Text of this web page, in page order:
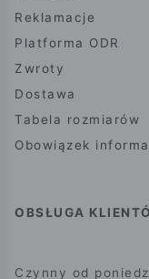
Reklamacje
Platforma ODR
Zwroty
Dostawa
Tabela rozmiarów
Obowiązek
OBSŁUGA
Czynny od